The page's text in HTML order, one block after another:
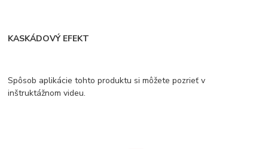
KASKÁDOVÝ EFEKT
Spôsob aplikácie tohto produktu si môžete pozrieť v
inštruktážnom videu.